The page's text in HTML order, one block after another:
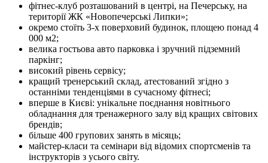
фітнес-клуб розташований в центрі, на Печерську, на
території ЖК «Новопечерські Липки»;
окремо стоїть 3-х поверховий будинок, площею понад 4
000 м2;
велика гостьова авто парковка і зручний підземний
паркінг;
високий рівень сервісу;
кращий тренерський склад, атестований згідно з
останніми тенденціями в сучасному фітнесі;
вперше в Києві: унікальне поєднання новітнього
обладнання для тренажерного залу від кращих світових
брендів;
більше 400 групових занять в місяць;
майстер-класи та семінари від відомих спортсменів та
інструкторів з усього світу.